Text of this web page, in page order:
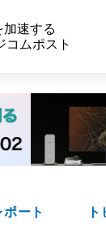
加速する
コムポスト
ート